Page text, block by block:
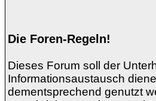
Die Foren-Regeln!
Dieses Forum soll der
Informationsaustausch
dementsprechend genutzt